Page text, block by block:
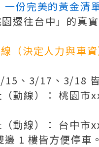
一份完美的黃金清
遷往台中」的真
（決定人力與車資
15、3/17、3/18
動線）
： 桃園市
動線）
： 台中市
邊 1 樓皆方便停車。